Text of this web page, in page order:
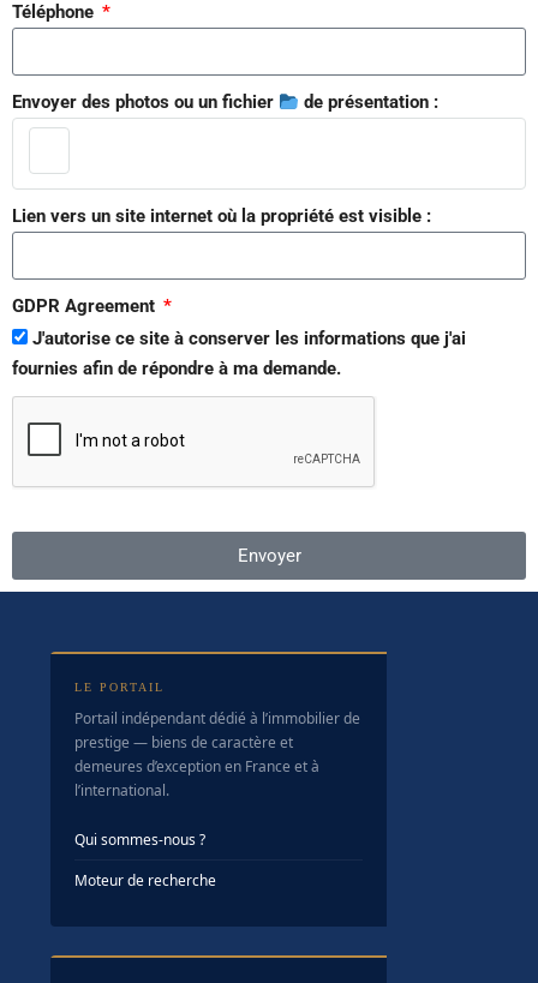
Téléphone
Envoyer des photos ou un fichier de présentation :
Lien vers un site internet où la propriété est visible :
GDPR Agreement
J'autorise ce site à conserver les informations que j'ai
fournies afin de répondre à ma demande.
Envoyer
LE PORTAIL
Portail indépendant dédié à l’immobilier de
prestige — biens de caractère et
demeures d’exception en France et à
l’international.
Qui sommes-nous ?
Moteur de recherche